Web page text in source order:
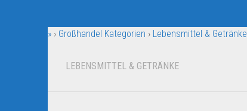
» › Großhandel Kategorien › Lebensmittel & Getränke
LEBENSMITTEL & GETRÄNKE